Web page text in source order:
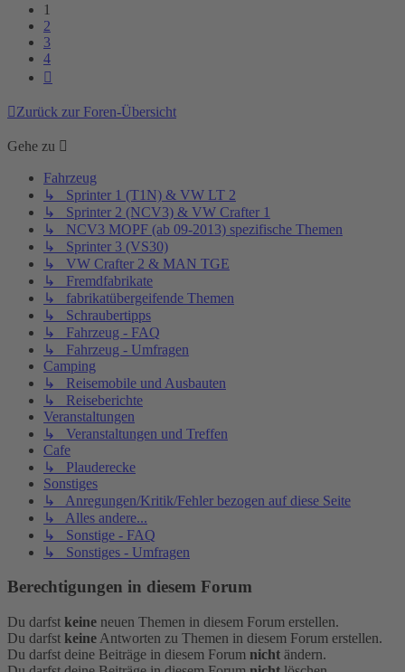
1
2
3
4
Zurück zur Foren-Übersicht
Gehe zu
Fahrzeug
↳ Sprinter 1 (T1N) & VW LT 2
↳ Sprinter 2 (NCV3) & VW Crafter 1
↳ NCV3 MOPF (ab 09-2013) spezifische Themen
↳ Sprinter 3 (VS30)
↳ VW Crafter 2 & MAN TGE
↳ Fremdfabrikate
↳ fabrikatübergeifende Themen
↳ Schraubertipps
↳ Fahrzeug - FAQ
↳ Fahrzeug - Umfragen
Camping
↳ Reisemobile und Ausbauten
↳ Reiseberichte
Veranstaltungen
↳ Veranstaltungen und Treffen
Cafe
↳ Plauderecke
Sonstiges
↳ Anregungen/Kritik/Fehler bezogen auf diese Seite
↳ Alles andere...
↳ Sonstige - FAQ
↳ Sonstiges - Umfragen
Berechtigungen in diesem Forum
Du darfst keine neuen Themen in diesem Forum erstellen.
Du darfst keine Antworten zu Themen in diesem Forum erstellen.
Du darfst deine Beiträge in diesem Forum nicht ändern.